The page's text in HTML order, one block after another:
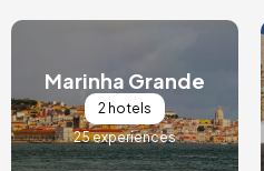
Marinha Grande
2 hotels
25 experiences